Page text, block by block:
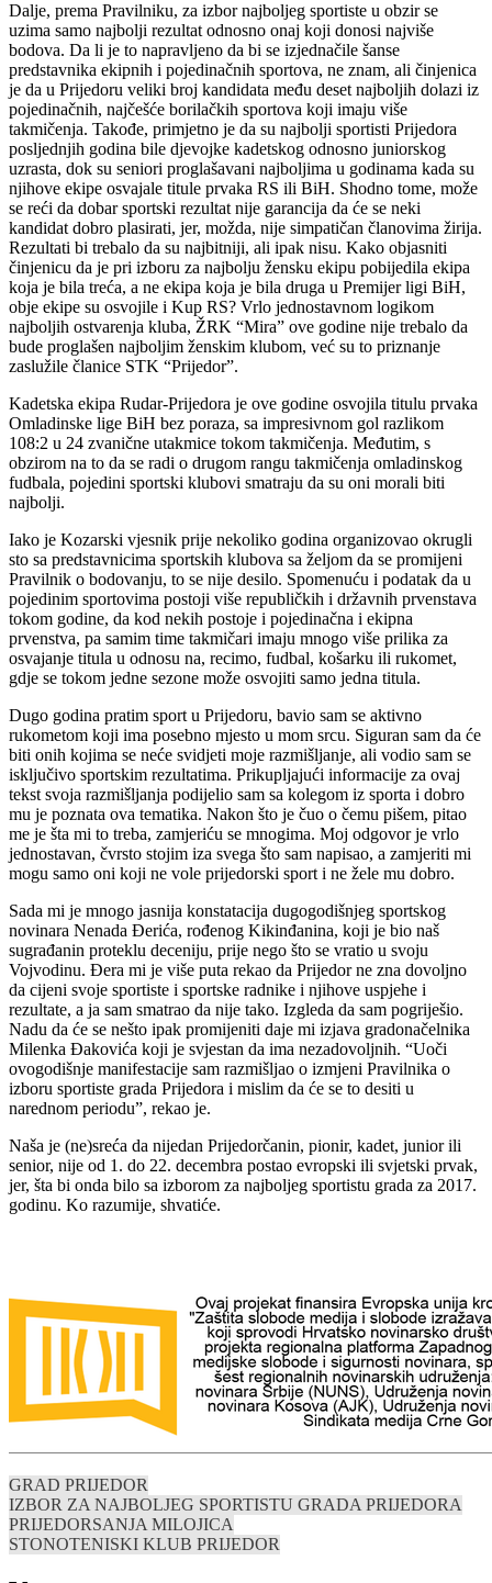
Dalje, prema Pravilniku, za izbor najboljeg sportiste u obzir se
uzima samo najbolji rezultat odnosno onaj koji donosi najviše
bodova. Da li je to napravljeno da bi se izjednačile šanse
predstavnika ekipnih i pojedinačnih sportova, ne znam, ali činjenica
je da u Prijedoru veliki broj kandidata među deset najboljih dolazi iz
pojedinačnih, najčešće borilačkih sportova koji imaju više
takmičenja. Takođe, primjetno je da su najbolji sportisti Prijedora
posljednjih godina bile djevojke kadetskog odnosno juniorskog
uzrasta, dok su seniori proglašavani najboljima u godinama kada su
njihove ekipe osvajale titule prvaka RS ili BiH. Shodno tome, može
se reći da dobar sportski rezultat nije garancija da će se neki
kandidat dobro plasirati, jer, možda, nije simpatičan članovima žirija.
Rezultati bi trebalo da su najbitniji, ali ipak nisu. Kako objasniti
činjenicu da je pri izboru za najbolju žensku ekipu pobijedila ekipa
koja je bila treća, a ne ekipa koja je bila druga u Premijer ligi BiH,
obje ekipe su osvojile i Kup RS? Vrlo jednostavnom logikom
najboljih ostvarenja kluba, ŽRK “Mira” ove godine nije trebalo da
bude proglašen najboljim ženskim klubom, već su to priznanje
zaslužile članice STK “Prijedor”.
Kadetska ekipa Rudar-Prijedora je ove godine osvojila titulu prvaka
Omladinske lige BiH bez poraza, sa impresivnom gol razlikom
108:2 u 24 zvanične utakmice tokom takmičenja. Međutim, s
obzirom na to da se radi o drugom rangu takmičenja omladinskog
fudbala, pojedini sportski klubovi smatraju da su oni morali biti
najbolji.
Iako je Kozarski vjesnik prije nekoliko godina organizovao okrugli
sto sa predstavnicima sportskih klubova sa željom da se promijeni
Pravilnik o bodovanju, to se nije desilo. Spomenuću i podatak da u
pojedinim sportovima postoji više republičkih i državnih prvenstava
tokom godine, da kod nekih postoje i pojedinačna i ekipna
prvenstva, pa samim time takmičari imaju mnogo više prilika za
osvajanje titula u odnosu na, recimo, fudbal, košarku ili rukomet,
gdje se tokom jedne sezone može osvojiti samo jedna titula.
Dugo godina pratim sport u Prijedoru, bavio sam se aktivno
rukometom koji ima posebno mjesto u mom srcu. Siguran sam da će
biti onih kojima se neće svidjeti moje razmišljanje, ali vodio sam se
isključivo sportskim rezultatima. Prikupljajući informacije za ovaj
tekst svoja razmišljanja podijelio sam sa kolegom iz sporta i dobro
mu je poznata ova tematika. Nakon što je čuo o čemu pišem, pitao
me je šta mi to treba, zamjeriću se mnogima. Moj odgovor je vrlo
jednostavan, čvrsto stojim iza svega što sam napisao, a zamjeriti mi
mogu samo oni koji ne vole prijedorski sport i ne žele mu dobro.
Sada mi je mnogo jasnija konstatacija dugogodišnjeg sportskog
novinara Nenada Đerića, rođenog Kikinđanina, koji je bio naš
sugrađanin proteklu deceniju, prije nego što se vratio u svoju
Vojvodinu. Đera mi je više puta rekao da Prijedor ne zna dovoljno
da cijeni svoje sportiste i sportske radnike i njihove uspjehe i
rezultate, a ja sam smatrao da nije tako. Izgleda da sam pogriješio.
Nadu da će se nešto ipak promijeniti daje mi izjava gradonačelnika
Milenka Đakovića koji je svjestan da ima nezadovoljnih. “Uoči
ovogodišnje manifestacije sam razmišljao o izmjeni Pravilnika o
izboru sportiste grada Prijedora i mislim da će se to desiti u
narednom periodu”, rekao je.
Naša je (ne)sreća da nijedan Prijedorčanin, pionir, kadet, junior ili
senior, nije od 1. do 22. decembra postao evropski ili svjetski prvak,
jer, šta bi onda bilo sa izborom za najboljeg sportistu grada za 2017.
godinu. Ko razumije, shvatiće.
GRAD PRIJEDOR
IZBOR ZA NAJBOLJEG SPORTISTU GRADA PRIJEDORA
PRIJEDORSANJA MILOJICA
STONOTENISKI KLUB PRIJEDOR